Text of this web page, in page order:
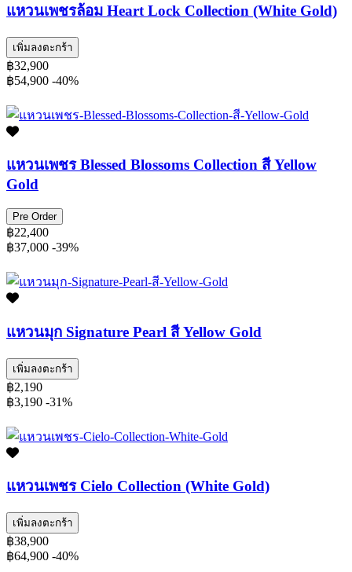
แหวนเพชรล้อม Heart Lock Collection (White Gold)
เพิ่มลงตะกร้า
฿32,900
฿54,900 -40%
แหวนเพชร Blessed Blossoms Collection สี Yellow
Gold
Pre Order
฿22,400
฿37,000 -39%
แหวนมุก Signature Pearl สี Yellow Gold
เพิ่มลงตะกร้า
฿2,190
฿3,190 -31%
แหวนเพชร Cielo Collection (White Gold)
เพิ่มลงตะกร้า
฿38,900
฿64,900 -40%